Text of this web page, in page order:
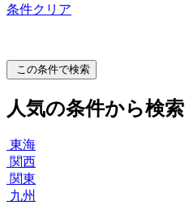
条件クリア
この条件で検索
人気の条件から検索
東海
関西
関東
九州